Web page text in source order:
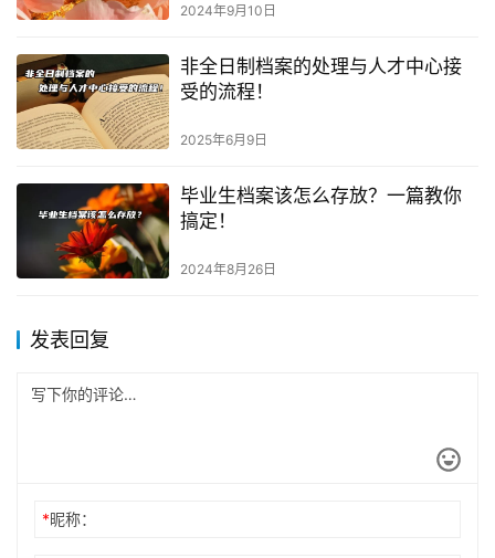
2024年9月10日
非全日制档案的处理与人才中心接
受的流程！
2025年6月9日
毕业生档案该怎么存放？一篇教你
搞定！
2024年8月26日
发表回复
*昵称：